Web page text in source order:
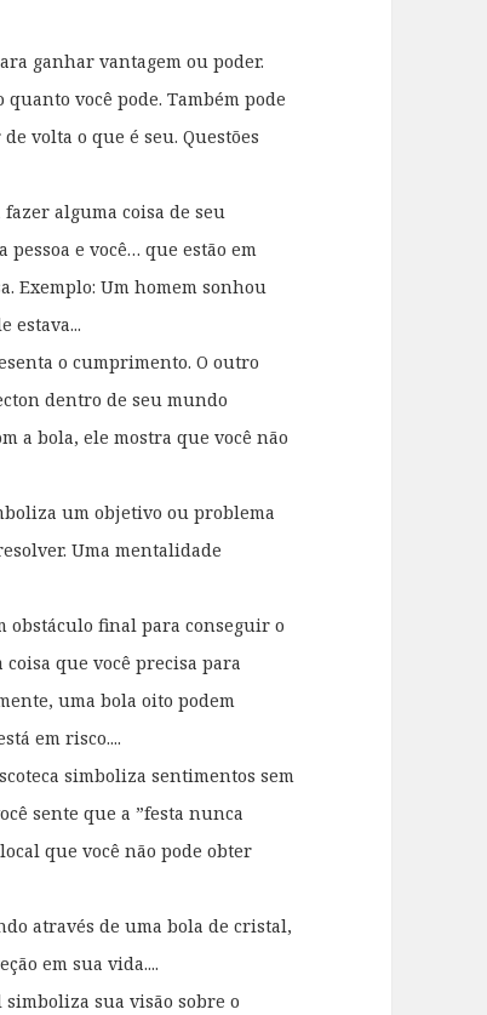
ganhar vantagem ou poder.
você pode. Também pode
volta o que é seu. Questões
alguma coisa de seu
e você… que estão em
Exemplo: Um homem sonhou
estava...
o cumprimento. O outro
dentro de seu mundo
a bola, ele mostra que você não
um objetivo ou problema
Uma mentalidade
obstáculo final para conseguir o
que você precisa para
uma bola oito podem
em risco....
simboliza sentimentos sem
sente que a ”festa nunca
que você não pode obter
através de uma bola de cristal,
em sua vida....
sua visão sobre o